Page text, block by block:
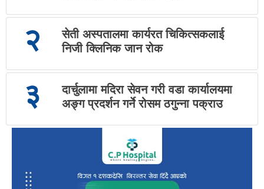
२
सेती अस्पतालमा कार्यरत चिकित्सकलाई
निजी क्लिनिक जान रोक
३
दार्चुलामा मदिरा सेवन गरी वडा कार्यालयमा
अङ्ग प्रदर्शन गर्ने रोसम ठगुन्ना पक्राउ